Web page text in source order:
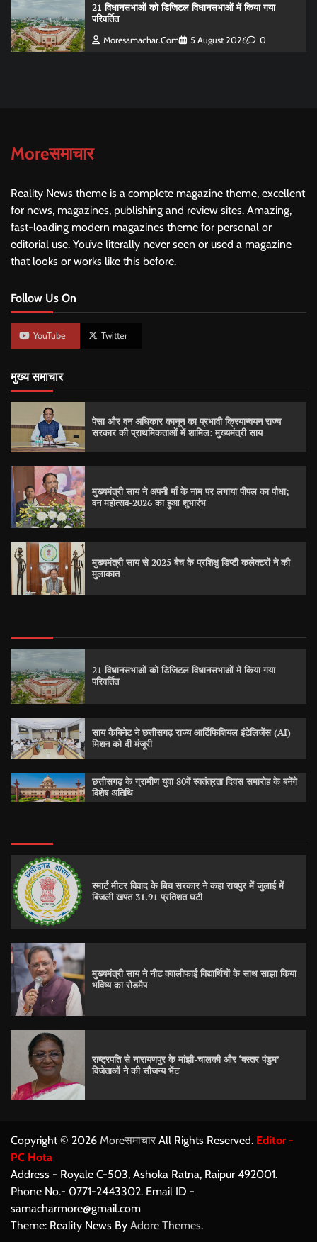
21 विधानसभाओं को डिजिटल विधानसभाओं में किया गया
परिवर्तित
Moresamachar.com 5 August 2026 0
Moreसमाचार
Reality News theme is a complete magazine theme, excellent
for news, magazines, publishing and review sites. Amazing,
fast-loading modern magazines theme for personal or
editorial use. You’ve literally never seen or used a magazine
that looks or works like this before.
Follow Us On
YouTube Twitter
मुख्य समाचार
पेसा और वन अधिकार कानून का प्रभावी क्रियान्वयन राज्य
सरकार की प्राथमिकताओं में शामिल: मुख्यमंत्री साय
मुख्यमंत्री साय ने अपनी माँ के नाम पर लगाया पीपल का पौधा;
वन महोत्सव-2026 का हुआ शुभारंभ
मुख्यमंत्री साय से 2025 बैच के प्रशिक्षु डिप्टी कलेक्टरों ने की
मुलाकात
21 विधानसभाओं को डिजिटल विधानसभाओं में किया गया
परिवर्तित
साय कैबिनेट ने छत्तीसगढ़ राज्य आर्टिफिशियल इंटेलिजेंस (AI)
मिशन को दी मंजूरी
छत्तीसगढ़ के ग्रामीण युवा 80वें स्वतंत्रता दिवस समारोह के बनेंगे
विशेष अतिथि
स्मार्ट मीटर विवाद के बिच सरकार ने कहा रायपुर में जुलाई में
बिजली खपत 31.91 प्रतिशत घटी
मुख्यमंत्री साय ने नीट क्वालीफाई विद्यार्थियों के साथ साझा किया
भविष्य का रोडमैप
राष्ट्रपति से नारायणपुर के मांझी-चालकी और ‘बस्तर पंडुम’
विजेताओं ने की सौजन्य भेंट
Copyright © 2026 Moreसमाचार All Rights Reserved. Editor -
PC Hota
Address - Royale C-503, Ashoka Ratna, Raipur 492001.
Phone No.- 0771-2443302. Email ID -
samacharmore@gmail.com
Theme: Reality News By Adore Themes.